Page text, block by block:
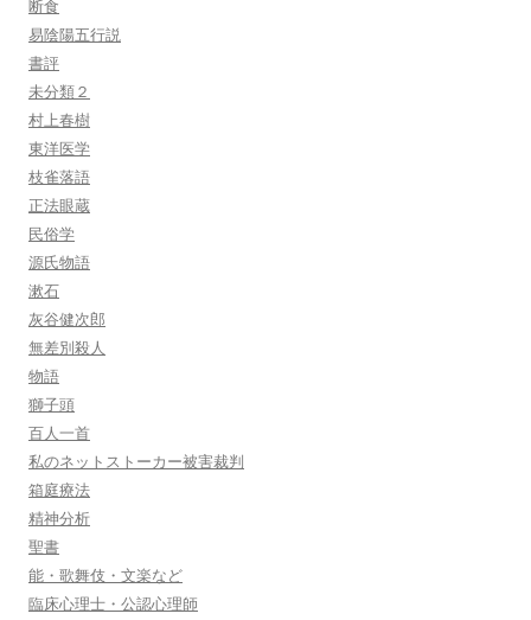
断食
易陰陽五行説
書評
未分類２
村上春樹
東洋医学
枝雀落語
正法眼蔵
民俗学
源氏物語
漱石
灰谷健次郎
無差別殺人
物語
獅子頭
百人一首
私のネットストーカー被害裁判
箱庭療法
精神分析
聖書
能・歌舞伎・文楽など
臨床心理士・公認心理師